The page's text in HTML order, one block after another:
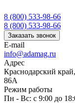
8 (800) 533-98-66
8 (800) 533-98-66
Заказать звонок
E-mail
info@adamag.ru
Адрес
Краснодарский
86А
Режим работы
Пн - Вс: с 9:00 до